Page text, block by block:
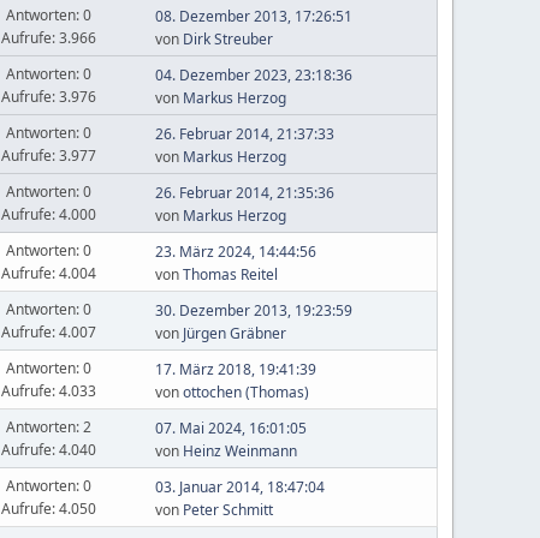
Antworten: 0
Aufrufe: 3.966
08. Dezember 2013, 17:26:51
von Dirk Streuber
Antworten: 0
Aufrufe: 3.976
04. Dezember 2023, 23:18:36
von Markus Herzog
Antworten: 0
Aufrufe: 3.977
26. Februar 2014, 21:37:33
von Markus Herzog
Antworten: 0
Aufrufe: 4.000
26. Februar 2014, 21:35:36
von Markus Herzog
Antworten: 0
Aufrufe: 4.004
23. März 2024, 14:44:56
vonThomas Reitel
Antworten: 0
Aufrufe: 4.007
30. Dezember 2013, 19:23:59
von Jürgen Gräbner
Antworten: 0
Aufrufe: 4.033
17. März 2018, 19:41:39
vonottochen (Thomas)
Antworten: 2
Aufrufe: 4.040
07. Mai 2024, 16:01:05
von Heinz Weinmann
Antworten: 0
Aufrufe: 4.050
03. Januar 2014, 18:47:04
von Peter Schmitt